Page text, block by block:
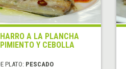
A LA PLANCHA
Y CEBOLLA
PLATO: PESCADO